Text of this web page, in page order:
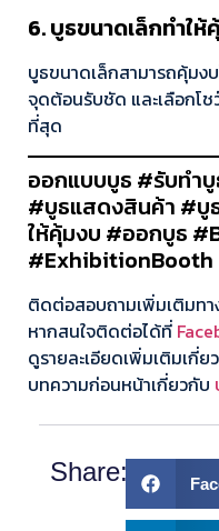
6. บูธขนาดเล็กทำใ
บูธขนาดเล็กสามารถคุ้มง
จุดต้อนรับชัด และเลือกโ
ที่สุด
ออกแบบบูธ #รับทำ
#บูธแสดงสินค้า #บู
ให้คุ้มงบ #ออกบูธ
#ExhibitionBooth
ติดต่อสอบถามเพิ่มเติมทา
หากสนใจติดต่อได้ที่
ดูรายละเอียดเพิ่มเติมเกี่ย
บทความก่อนหน้าเกี่ยวกับ
Share: